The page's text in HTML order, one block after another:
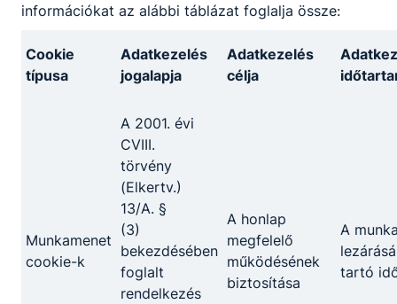
információkat az alábbi táblázat foglalja össze:
Cookie
típusa
Adatkezelés
jogalapja
Adatkezelés
célja
Munkamenet
cookie-k
A 2001. évi
CVIII.
törvény
(Elkertv.)
13/A. §
(3)
bekezdésében
foglalt
rendelkezés
A honlap
megfelelő
működésének
biztosítása
A
tartó